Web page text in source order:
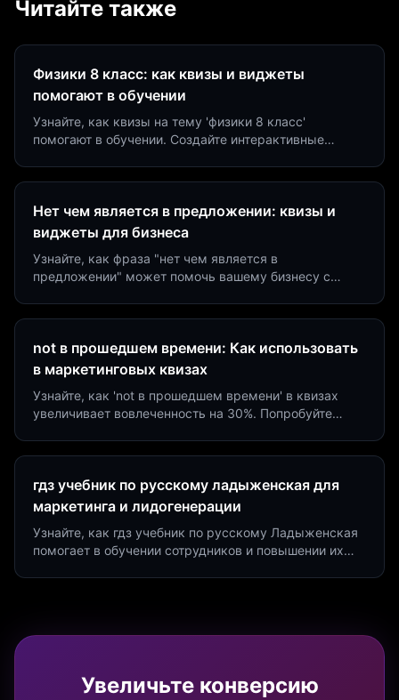
Читайте также
Физики 8 класс: как квизы и виджеты
помогают в обучении
Узнайте, как квизы на тему 'физики 8 класс'
помогают в обучении. Создайте интерактивные
Нет чем является в предложении: квизы и
виджеты для бизнеса
Узнайте, как фраза "нет чем является в
предложении" может помочь вашему бизнесу с
not в прошедшем времени: Как использовать
в маркетинговых квизах
Узнайте, как 'not в прошедшем времени' в квизах
увеличивает вовлеченность на 30%. Попробуйте
гдз учебник по русскому ладыженская для
маркетинга и лидогенерации
Узнайте, как гдз учебник по русскому Ладыженская
помогает в обучении сотрудников и повышении их
Увеличьте конверсию